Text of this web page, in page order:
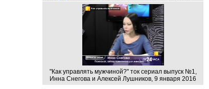
"Как управлять мужчиной?" ток сериал выпуск №1,
Инна Снегова и Алексей Лушников, 9 января 2016